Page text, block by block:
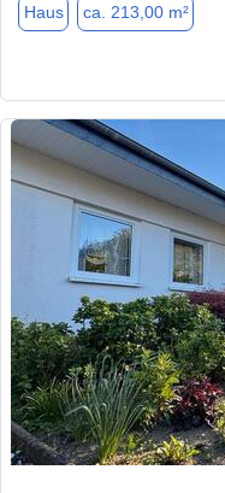
Haus ca. 213,00 m²